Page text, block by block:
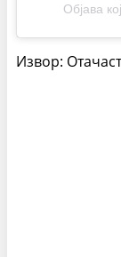
Објава
Извор: